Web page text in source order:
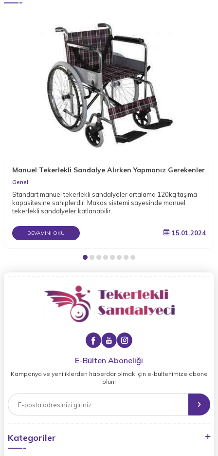
Manuel Tekerlekli Sandalye Alırken Yapmanız Gerekenler
Genel
Standart manuel tekerlekli sandalyeler ortalama 120kg taşıma
kapasitesine sahiplerdir. Makas sistemi sayesinde manuel
tekerlekli sandalyeler katlanabilir.
DEVAMINI OKU 15.01.2024
E-Bülten Aboneliği
Kampanya ve yeniliklerden haberdar olmak için e-bültenimize abone
olun!
Kategoriler